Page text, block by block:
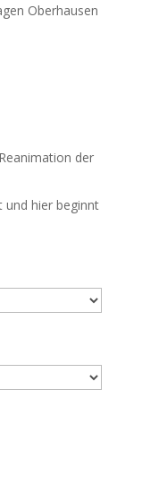
Oberhausen
der
und hier beginnt